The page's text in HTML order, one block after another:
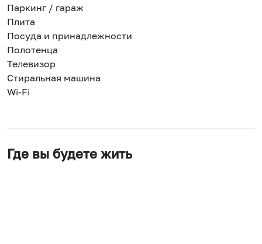
Паркинг / гараж
Плита
Посуда и принадлежности
Полотенца
Телевизор
Стиральная машина
Wi-Fi
Где вы будете жить